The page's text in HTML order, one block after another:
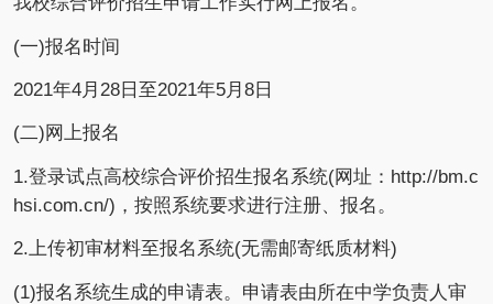
(一)报名时间
2021年4月28日至2021年5月8日
(二)网上报名
1.登录试点高校综合评价招生报名系统(网址：http://bm.c
hsi.com.cn/)，按照系统要求进行注册、报名。
2.上传初审材料至报名系统(无需邮寄纸质材料)
(1)报名系统生成的申请表。申请表由所在中学负责人审